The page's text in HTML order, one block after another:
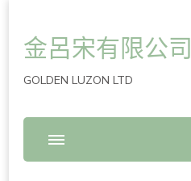
金呂宋有限公司
GOLDEN LUZON LTD